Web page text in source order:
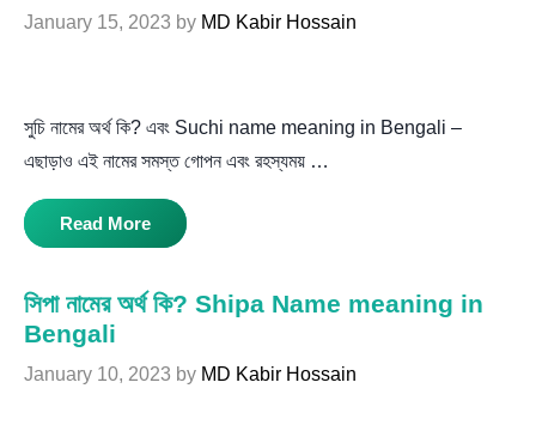
January 15, 2023 by MD Kabir Hossain
সুচি নামের অর্থ কি? এবং Suchi name meaning in Bengali –
এছাড়াও এই নামের সমস্ত গোপন এবং রহস্যময় …
Read More
সিপা নামের অর্থ কি? Shipa Name meaning in
Bengali
January 10, 2023 by MD Kabir Hossain